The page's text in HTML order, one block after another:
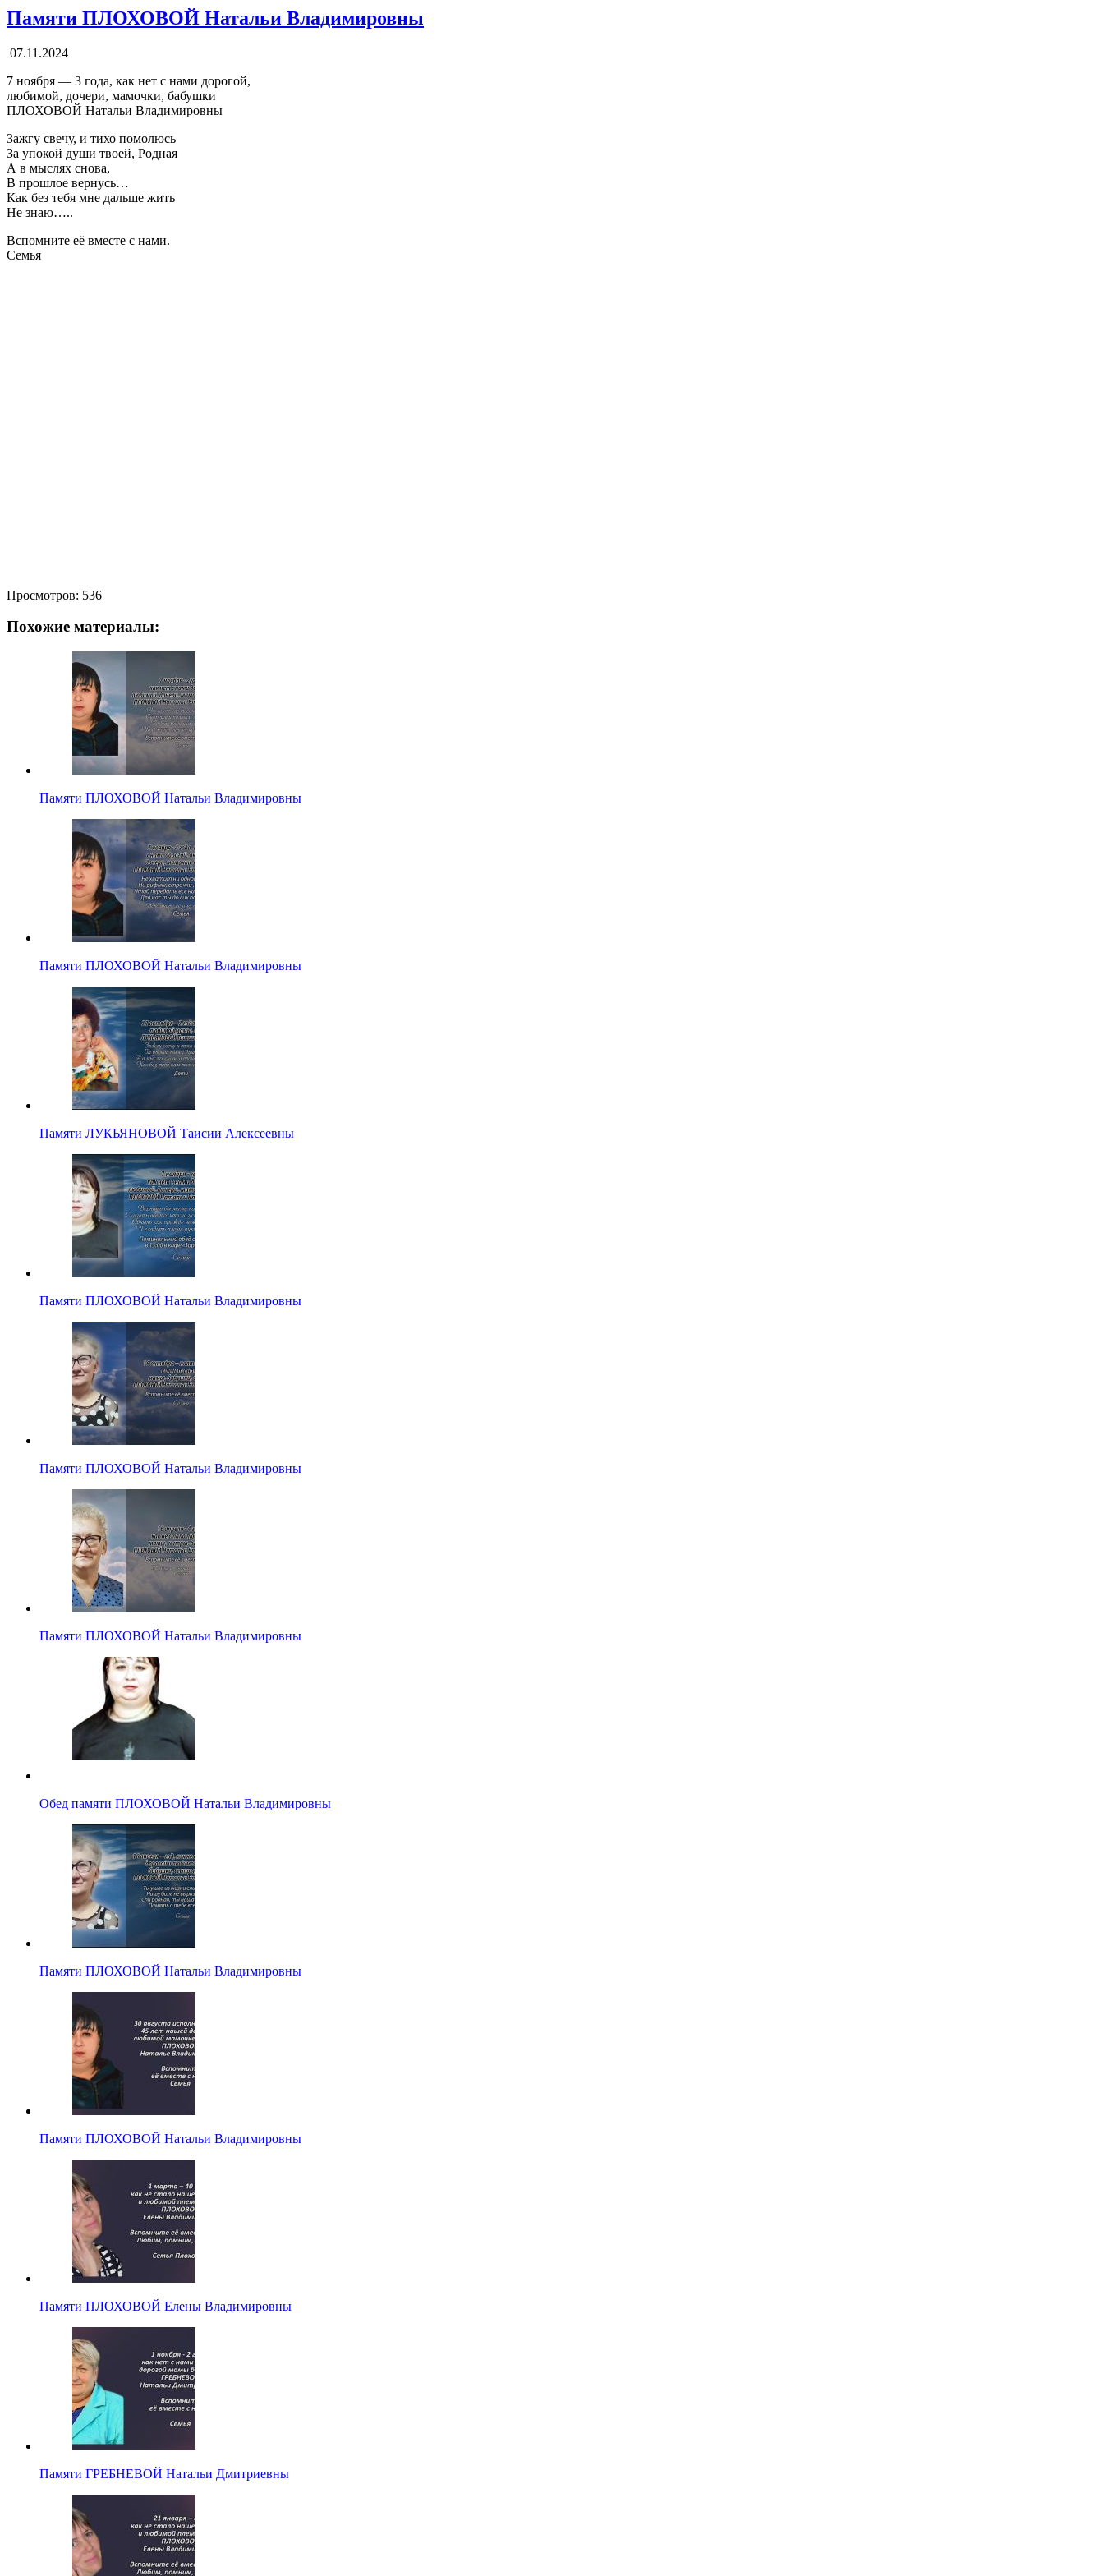
Памяти ПЛОХОВОЙ Натальи Владимировны
07.11.2024
7 ноября — 3 года, как нет с нами дорогой,
любимой, дочери, мамочки, бабушки
ПЛОХОВОЙ Натальи Владимировны
Зажгу свечу, и тихо помолюсь
За упокой души твоей, Родная
А в мыслях снова,
В прошлое вернусь…
Как без тебя мне дальше жить
Не знаю…..
Вспомните её вместе с нами.
Семья
Просмотров: 536
Похожие материалы:
Памяти ПЛОХОВОЙ Натальи Владимировны
Памяти ПЛОХОВОЙ Натальи Владимировны
Памяти ЛУКЬЯНОВОЙ Таисии Алексеевны
Памяти ПЛОХОВОЙ Натальи Владимировны
Памяти ПЛОХОВОЙ Натальи Владимировны
Памяти ПЛОХОВОЙ Натальи Владимировны
Обед памяти ПЛОХОВОЙ Натальи Владимировны
Памяти ПЛОХОВОЙ Натальи Владимировны
Памяти ПЛОХОВОЙ Натальи Владимировны
Памяти ПЛОХОВОЙ Елены Владимировны
Памяти ГРЕБНЕВОЙ Натальи Дмитриевны